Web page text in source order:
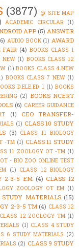
(3877) @ SITE MAP
ACADEMIC CIRCULAR (1)
APP (5) ANSWER
AUDIO BOOK (1) AWARD
FAIR (4) BOOKS CLASS 1
NEW (1) BOOKS CLASS 12
(1) BOOKS CLASS 4 NEW
BOOKS CLASS 7 NEW (1)
D.ELE.ED 1 (1) BOOKS
(2) BOOKS NCERT
(6) CAREER GUIDANCE
(1)
CEO TRANSFER-
(1) CLASS 10 STUDY
(3) CLASS 11 BIOLOGY
-TM (1) CLASS 11 STUDY
11 ZOOLOGY OT -TM (1)
- BIO ZOO ONLINE TEST
(1) CLASS 12 BIOLOGY
2-3-5 EM (4) CLASS 12
ZOOLOGY OT EM (1)
STUDY MATERIALS (15)
2-3-5 TM (4) CLASS 12
CLASS 12 ZOOLOGY TM (1)
(1) CLASS 4 STUDY
6 STUDY MATERIALS (2)
(2) CLASS 9 STUDY